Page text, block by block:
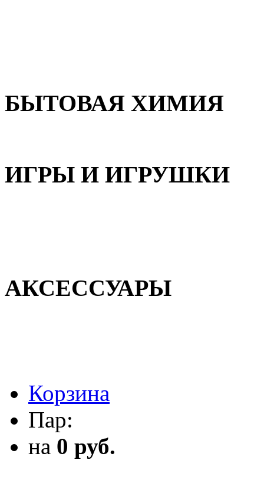
БЫТОВАЯ ХИМИЯ
ИГРЫ И ИГРУШКИ
АКСЕССУАРЫ
Корзина
Пар:
на 0 руб.